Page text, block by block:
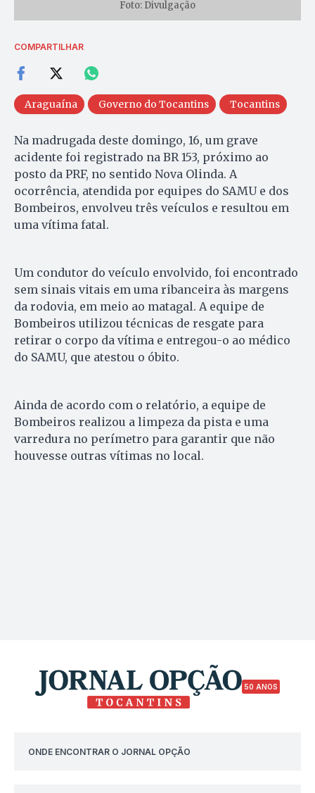
Foto: Divulgação
COMPARTILHAR
Araguaína Governo do Tocantins Tocantins
Na madrugada deste domingo, 16, um grave
acidente foi registrado na BR 153, próximo ao
posto da PRF, no sentido Nova Olinda. A
ocorrência, atendida por equipes do SAMU e dos
Bombeiros, envolveu três veículos e resultou em
uma vítima fatal.
Um condutor do veículo envolvido, foi encontrado
sem sinais vitais em uma ribanceira às margens
da rodovia, em meio ao matagal. A equipe de
Bombeiros utilizou técnicas de resgate para
retirar o corpo da vítima e entregou-o ao médico
do SAMU, que atestou o óbito.
Ainda de acordo com o relatório, a equipe de
Bombeiros realizou a limpeza da pista e uma
varredura no perímetro para garantir que não
houvesse outras vítimas no local.
50 ANOS
ONDE ENCONTRAR O JORNAL OPÇÃO